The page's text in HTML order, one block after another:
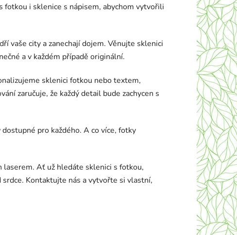
i sklenice s nápisem, abychom vytvořili
vaše city a zanechají dojem. Věnujte sklenici
a v každém případě originální.
sklenici fotkou nebo textem,
zaručuje, že každý detail bude zachycen s
pro každého. A co více, fotky
laserem. Ať už hledáte sklenici s fotkou,
Kontaktujte nás a vytvořte si vlastní,